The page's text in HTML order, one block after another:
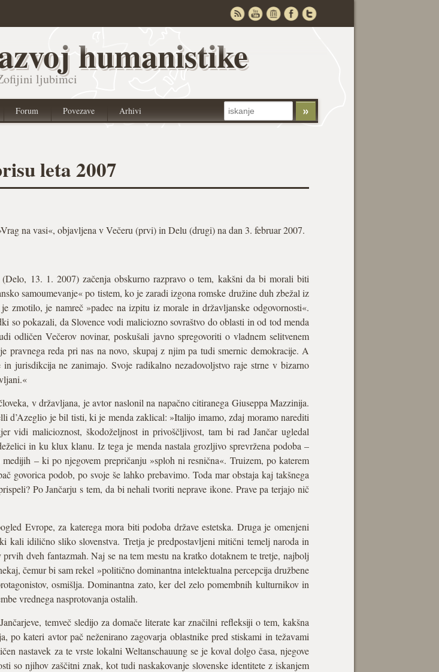
humanistike
ljubimci
Forum Povezave Arhivi
leta 2007
na vasi«, objavljena v Večeru (prvi) in Delu (drugi) na dan 3. februar 2007.
13. 1. 2007) začenja obskurno razpravo o tem, kakšni da bi morali biti
samoumevanje« po tistem, ko je zaradi izgona romske družine duh zbežal iz
zmotilo, je namreč »padec na izpitu iz morale in državljanske odgovornosti«.
so pokazali, da Slovence vodi maliciozno sovraštvo do oblasti in od tod menda
odličen Večerov novinar, poskušali javno spregovoriti o vladnem selitvenem
reda pri nas na novo, skupaj z njim pa tudi smernic demokracije. A
jurisdikcija ne zanimajo. Svoje radikalno nezadovoljstvo raje strne v bizarno
v državljana, je avtor naslonil na napačno citiranega Giuseppa Mazzinija.
d’Azeglio je bil tisti, ki je menda zaklical: »Italijo imamo, zdaj moramo narediti
vidi malicioznost, škodoželjnost in privoščljivost, tam bi rad Jančar ugledal
in ku klux klanu. Iz tega je menda nastala grozljivo sprevržena podoba –
– ki po njegovem prepričanju »sploh ni resnična«. Truizem, po katerem
govorica podob, po svoje še lahko prebavimo. Toda mar obstaja kaj takšnega
Po Jančarju s tem, da bi nehali tvoriti neprave ikone. Prave pa terjajo nič
Evrope, za katerega mora biti podoba države estetska. Druga je omenjeni
kali idilično sliko slovenstva. Tretja je predpostavljeni mitični temelj naroda in
dveh fantazmah. Naj se na tem mestu na kratko dotaknem te tretje, najbolj
čemur bi sam rekel »politično dominantna intelektualna percepcija družbene
osmišlja. Dominantna zato, ker del zelo pomembnih kulturnikov in
vrednega nasprotovanja ostalih.
temveč sledijo za domače literate kar značilni refleksiji o tem, kakšna
po kateri avtor pač neženirano zagovarja oblastnike pred stiskami in težavami
nastavek za te vrste lokalni Weltanschauung se je koval dolgo časa, njegove
so njihov zaščitni znak, kot tudi naskakovanje slovenske identitete z iskanjem